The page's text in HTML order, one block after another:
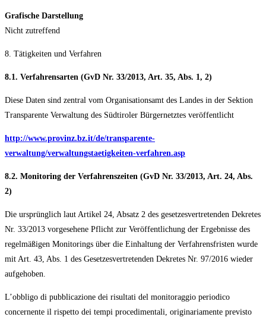
Grafische Darstellung
Nicht zutreffend
8. Tätigkeiten und Verfahren
8.1. Verfahrensarten (GvD Nr. 33/2013, Art. 35, Abs. 1, 2)
Diese Daten sind zentral vom Organisationsamt des Landes in der Sektion
Transparente Verwaltung des Südtiroler Bürgernetztes veröffentlicht
http://www.provinz.bz.it/de/transparente-
verwaltung/verwaltungstaetigkeiten-verfahren.asp
8.2. Monitoring der Verfahrenszeiten (GvD Nr. 33/2013, Art. 24, Abs.
2)
Die ursprünglich laut Artikel 24, Absatz 2 des gesetzesvertretenden Dekretes
Nr. 33/2013 vorgesehene Pflicht zur Veröffentlichung der Ergebnisse des
regelmäßigen Monitorings über die Einhaltung der Verfahrensfristen wurde
mit Art. 43, Abs. 1 des Gesetzesvertretenden Dekretes Nr. 97/2016 wieder
aufgehoben.
L’obbligo di pubblicazione dei risultati del monitoraggio periodico
concernente il rispetto dei tempi procedimentali, originariamente previsto